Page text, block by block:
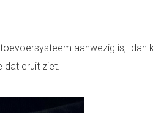
aanwezig is,
dat eruit ziet.